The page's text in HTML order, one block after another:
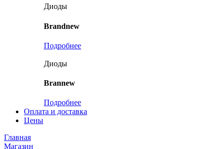
Диоды
Brandnew
Подробнее
Диоды
Brannew
Подробнее
Оплата и доставка
Цены
Главная
Магазин